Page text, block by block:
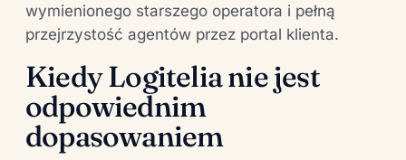
wymienionego starszego operatora i pełną
przejrzystość agentów przez portal klienta.
Kiedy Logitelia nie jest
odpowiednim
dopasowaniem